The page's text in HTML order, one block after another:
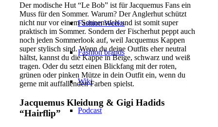
Fashion Weeks
Fashion brands
Wiki
Podcast
Der modische Hut “Le Bob” ist für Jacquemus Fans ein
Muss für den Sommer. Warum? Der Anglerhut schützt
nicht nur vor einem Sonnenstich und ist somit super
praktisch im Sommer. Sondern der Fischerhut peppt auch
noch jeden Sommerlook auf, weil Jacquemus Kappen
super stylisch sind. Wenn du deine Outfits eher neutral
hältst, kannst du die Kappe in Beige, schwarz und weiß
tragen. Oder du setzt einen Blickfang mit der roten,
grünen oder pinken Mütze in dein Outfit ein, wenn du
gerne mit auffallenden Farben spielst.
Jacquemus Kleidung & Gigi Hadids
“Hairflip”